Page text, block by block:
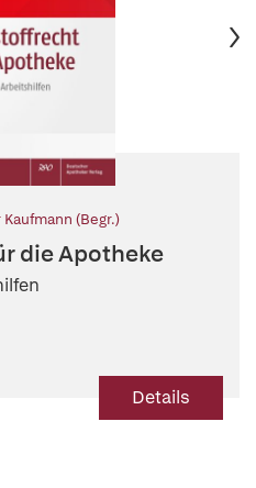
(Begr.)
die Apotheke
Details